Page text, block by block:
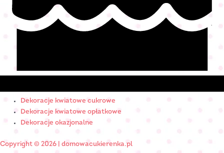
Dekoracje kwiatowe cukrowe
Dekoracje kwiatowe opłatkowe
Dekoracje okazjonalne
Copyright © 2026 | domowacukierenka.pl